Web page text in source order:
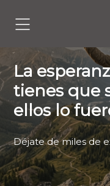
La
tienes que
ellos lo
Déjate de miles de